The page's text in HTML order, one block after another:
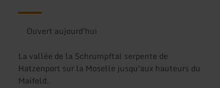
Ouvert aujourd'hui
La vallée de la Schrumpftal serpente de
Hatzenport sur la Moselle jusqu'aux hauteurs du
Maifeld.